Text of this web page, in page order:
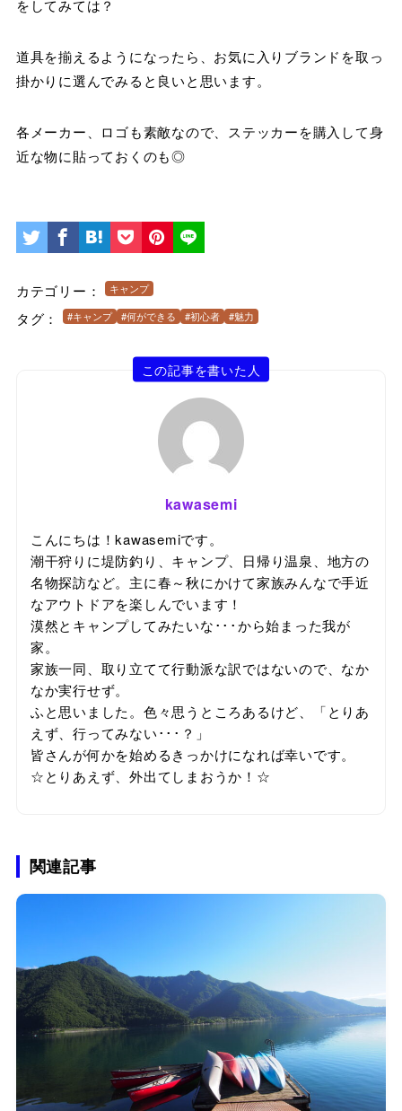
をしてみては？
道具を揃えるようになったら、お気に入りブランドを取っ
掛かりに選んでみると良いと思います。
各メーカー、ロゴも素敵なので、ステッカーを購入して身
近な物に貼っておくのも◎
カテゴリー： キャンプ
タグ： #キャンプ #何ができる #初心者 #魅力
この記事を書いた人
kawasemi
こんにちは！kawasemiです。
潮干狩りに堤防釣り、キャンプ、日帰り温泉、地方の
名物探訪など。主に春～秋にかけて家族みんなで手近
なアウトドアを楽しんでいます！
漠然とキャンプしてみたいな･･･から始まった我が
家。
家族一同、取り立てて行動派な訳ではないので、なか
なか実行せず。
ふと思いました。色々思うところあるけど、「とりあ
えず、行ってみない･･･？」
皆さんが何かを始めるきっかけになれば幸いです。
☆とりあえず、外出てしまおうか！☆
関連記事